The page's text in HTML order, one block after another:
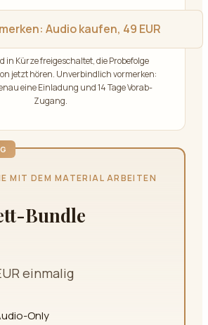
Audio kaufen, 49 EUR
in Kürze freigeschaltet, die Probefolge
jetzt hören. Unverbindlich vormerken:
eine Einladung und 14 Tage Vorab-
Zugang.
MIT DEM MATERIAL ARBEITEN
Bundle
einmalig
Only